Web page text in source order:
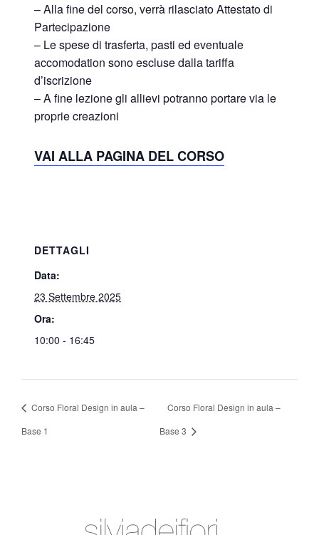
– Alla fine del corso, verrà rilasciato Attestato di
Partecipazione
– Le spese di trasferta, pasti ed eventuale
accomodation sono escluse dalla tariffa
d’iscrizione
– A fine lezione gli allievi potranno portare via le
proprie creazioni
VAI ALLA PAGINA DEL CORSO
DETTAGLI
Data:
23 Settembre 2025
Ora:
10:00 - 16:45
Corso Floral Design in aula –
Base 1
Corso Floral Design in aula –
Base 3